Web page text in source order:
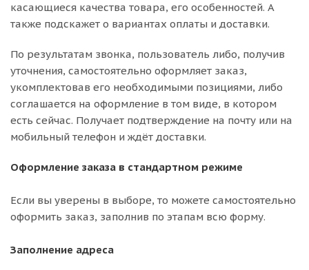
касающиеся качества товара, его особенностей. А
также подскажет о вариантах оплаты и доставки.
По результатам звонка, пользователь либо, получив
уточнения, самостоятельно оформляет заказ,
укомплектовав его необходимыми позициями, либо
соглашается на оформление в том виде, в котором
есть сейчас. Получает подтверждение на почту или на
мобильный телефон и ждёт доставки.
Оформление заказа в стандартном режиме
Если вы уверены в выборе, то можете самостоятельно
оформить заказ, заполнив по этапам всю форму.
Заполнение адреса